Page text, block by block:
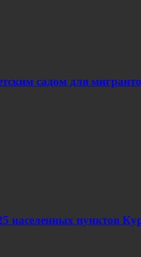
садом для
населенных пунктов